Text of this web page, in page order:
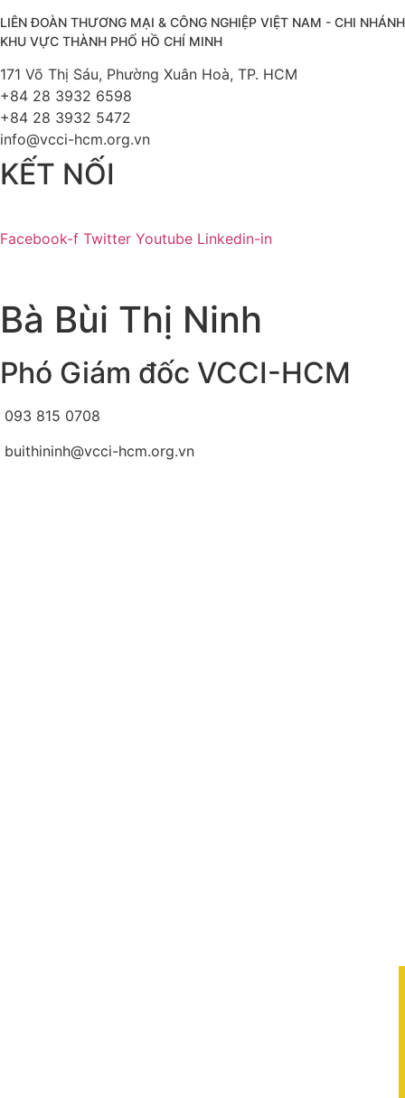
LIÊN ĐOÀN THƯƠNG MẠI & CÔNG NGHIỆP VIỆT NAM - CHI NHÁNH
KHU VỰC THÀNH PHỐ HỒ CHÍ MINH
171 Võ Thị Sáu, Phường Xuân Hoà, TP. HCM
+84 28 3932 6598
+84 28 3932 5472
info@vcci-hcm.org.vn
KẾT NỐI
Facebook-f Twitter Youtube Linkedin-in
Bà Bùi Thị Ninh
Phó Giám đốc VCCI-HCM
093 815 0708
buithininh@vcci-hcm.org.vn